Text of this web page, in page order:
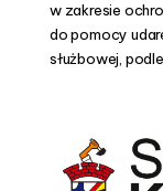
w zakresie
do pomocy
służbowej,